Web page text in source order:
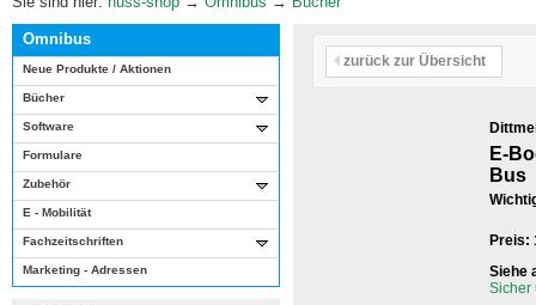
Omnibus
Neue Produkte / Aktionen
Bücher
Software
Formulare
Zubehör
E - Mobilität
Fachzeitschriften
Marketing - Adressen
zurück zur Übersicht
E-
Bus
Siehe
Sicher